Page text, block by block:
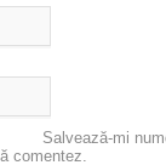
Salvează-mi
comentez.